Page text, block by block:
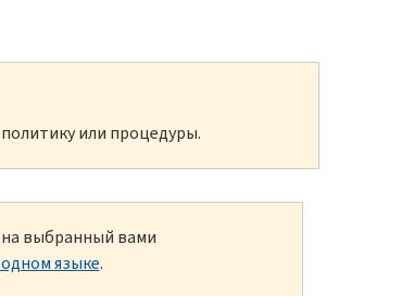
или процедуры.
на выбранный вами
языке.